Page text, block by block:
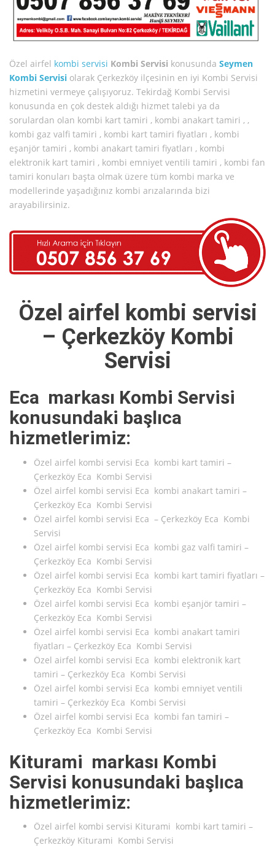
Özel airfel kombi servisi Kombi Servisi konusunda Seymen
Kombi Servisi olarak Çerkezköy ilçesinin en iyi Kombi Servisi
hizmetini vermeye çalışıyoruz. Tekirdağ Kombi Servisi
konusunda en çok destek aldığı hizmet talebi ya da
sorulardan olan kombi kart tamiri , kombi anakart tamiri , ,
kombi gaz valfi tamiri , kombi kart tamiri fiyatları , kombi
eşanjör tamiri , kombi anakart tamiri fiyatları , kombi
elektronik kart tamiri , kombi emniyet ventili tamiri , kombi fan
tamiri konuları başta olmak üzere tüm kombi marka ve
modellerinde yaşadığınız kombi arızalarında bizi
arayabilirsiniz.
Özel airfel kombi servisi
– Çerkezköy Kombi
Servisi
Eca markası Kombi Servisi
konusundaki başlıca
hizmetlerimiz:
Özel airfel kombi servisi Eca kombi kart tamiri –
Çerkezköy Eca Kombi Servisi
Özel airfel kombi servisi Eca kombi anakart tamiri –
Çerkezköy Eca Kombi Servisi
Özel airfel kombi servisi Eca – Çerkezköy Eca Kombi
Servisi
Özel airfel kombi servisi Eca kombi gaz valfi tamiri –
Çerkezköy Eca Kombi Servisi
Özel airfel kombi servisi Eca kombi kart tamiri fiyatları –
Çerkezköy Eca Kombi Servisi
Özel airfel kombi servisi Eca kombi eşanjör tamiri –
Çerkezköy Eca Kombi Servisi
Özel airfel kombi servisi Eca kombi anakart tamiri
fiyatları – Çerkezköy Eca Kombi Servisi
Özel airfel kombi servisi Eca kombi elektronik kart
tamiri – Çerkezköy Eca Kombi Servisi
Özel airfel kombi servisi Eca kombi emniyet ventili
tamiri – Çerkezköy Eca Kombi Servisi
Özel airfel kombi servisi Eca kombi fan tamiri –
Çerkezköy Eca Kombi Servisi
Kiturami markası Kombi
Servisi konusundaki başlıca
hizmetlerimiz:
Özel airfel kombi servisi Kiturami kombi kart tamiri –
Çerkezköy Kiturami Kombi Servisi